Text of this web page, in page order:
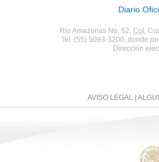
Diario
Río Amazonas No. 62, Col.
Tel. (55) 5093-3200, donde
Dirección
AVISO LEGAL |